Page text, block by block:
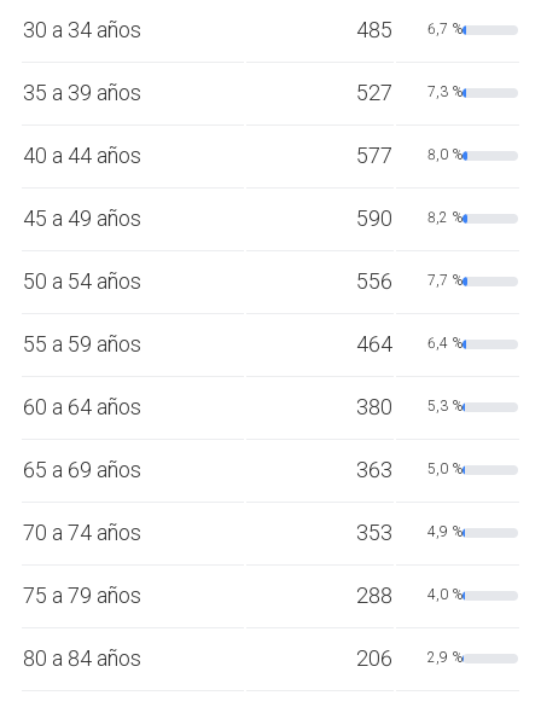
30 a 34 años 485 6,7 %
35 a 39 años 527 7,3 %
40 a 44 años 577 8,0 %
45 a 49 años 590 8,2 %
50 a 54 años 556 7,7 %
55 a 59 años 464 6,4 %
60 a 64 años 380 5,3 %
65 a 69 años 363 5,0 %
70 a 74 años 353 4,9 %
75 a 79 años 288 4,0 %
80 a 84 años 206 2,9 %